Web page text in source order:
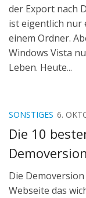
der Export nach
ist eigentlich nur
einem Ordner.
Windows Vista
Leben. Heute...
SONSTIGES 6.
Die 10
Die
Webseite das